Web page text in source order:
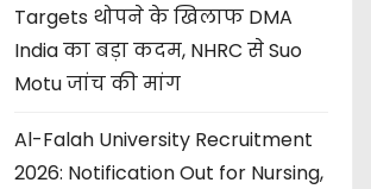
Targets थोपने के खिलाफ DMA
India का बड़ा कदम, NHRC से Suo
Motu जांच की मांग
Al-Falah University Recruitment
2026: Notification Out for Nursing,